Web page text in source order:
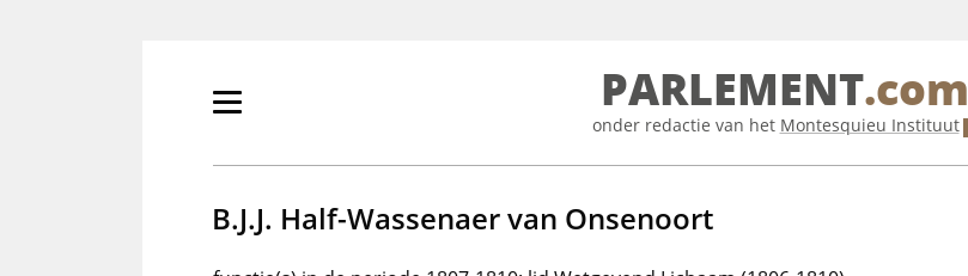
Primair
tonen/verbergen
PARLEMENT.com
onder redactie van het Montesquieu Instituut
B.J.J. Half-Wassenaer van Onsenoort